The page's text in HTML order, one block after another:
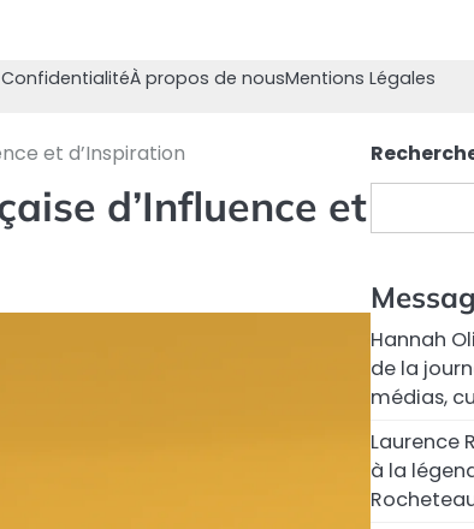
À propos de nousMentions Légales
et d’Inspiration
d’Influence et
Hannah
de la
médias,
Laurence
à la